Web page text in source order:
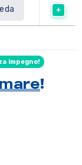
!
impegno!